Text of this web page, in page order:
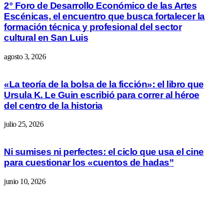
2° Foro de Desarrollo Económico de las Artes
Escénicas, el encuentro que busca fortalecer la
formación técnica y profesional del sector
cultural en San Luis
agosto 3, 2026
«La teoría de la bolsa de la ficción»: el libro que
Ursula K. Le Guin escribió para correr al héroe
del centro de la historia
julio 25, 2026
Ni sumises ni perfectes: el ciclo que usa el cine
para cuestionar los «cuentos de hadas”
junio 10, 2026